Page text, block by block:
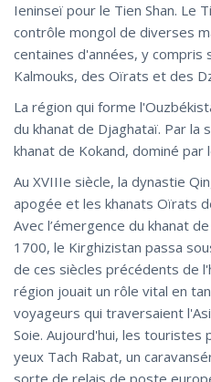
Ieninseï pour le Tien Shan. Le
contrôle mongol de diverses
centaines d'années, y compris
Kalmouks, des Oïrats et des
La région qui forme
du khanat de Djaghataï. Par la
khanat de Kokand, dominé par
Au XVIIIe siècle, la dynastie
apogée et les khanats Oïrats
Avec l’émergence du khanat
1700, le Kirghizistan passa
de ces siècles précédents de
région jouait un rôle vital en
voyageurs qui traversaient
Soie. Aujourd'hui, les
yeux Tach Rabat, un
sorte de relais de poste